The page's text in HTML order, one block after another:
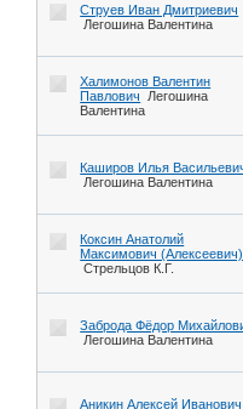
Струев Иван Дмитриевич
Легошина Валентина
Халимонов Валентин
Павлович
Легошина
Валентина
Каширов Илья
Легошина Валентина
Коксин Анатолий
Максимович (Алексеевич)
Стрельцов К.Г.
Заброда Фёдор
Легошина Валентина
Аникин Алексей Иванович